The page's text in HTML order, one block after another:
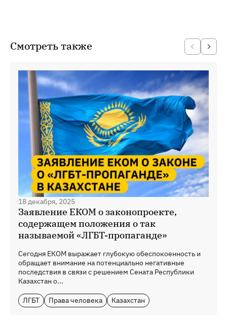
Смотреть также
18 декабря, 2025
Заявление ЕКОМ о законопроекте,
содержащем положения о так
называемой «ЛГБТ-пропаганде»
Сегодня ЕКОМ выражает глубокую обеспокоенность и
обращает внимание на потенциально негативные
последствия в связи с решением Сената Республики
Казахстан о...
ЛГБТ Права человека Казахстан